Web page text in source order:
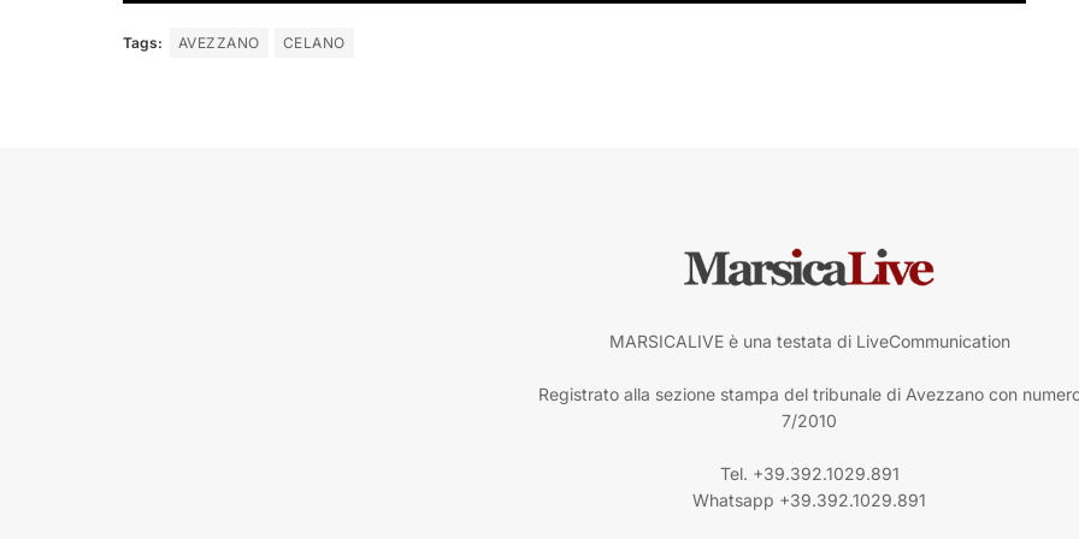
Tags: AVEZZANO CELANO
MARSICALIVE è una testata di LiveCommunication
Registrato alla sezione stampa del tribunale di Avezzano con
7/2010
Tel. +39.392.1029.891
Whatsapp +39.392.1029.891